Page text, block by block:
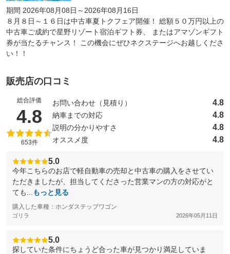
期間 2026年08月08日～2026年08月16日
８月８日～１６日は中古車夏トクフェア開催！ 総額５０万円以上の
中古車ご成約で星野リゾート宿泊ギフト券、 またはアマゾンギフト
券が当たるチャンス！ この機会にぜひネクステージへお越しくださ
い！！
販売店の口コミ
総合評価
4.8 （5点満点中）
653件
お問い合わせ（見積り） 4.8
納車までの対応 4.8
説明の分かりやすさ 4.8
オススメ度 4.8
5.0
今年こちらのお店で軽自動車の売却と中古車の購入をさせてい
ただきましたが、担当してくださった営業マンの方の対応がと
ても...
もっと見る
購入した車種：ホンダステップワゴン
ゴリラ 2026年05月11日
5.0
探していた条件にちょうど合った車が見つかり満足していま